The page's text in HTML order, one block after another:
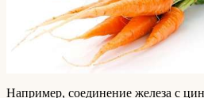
Например, соединение железа с